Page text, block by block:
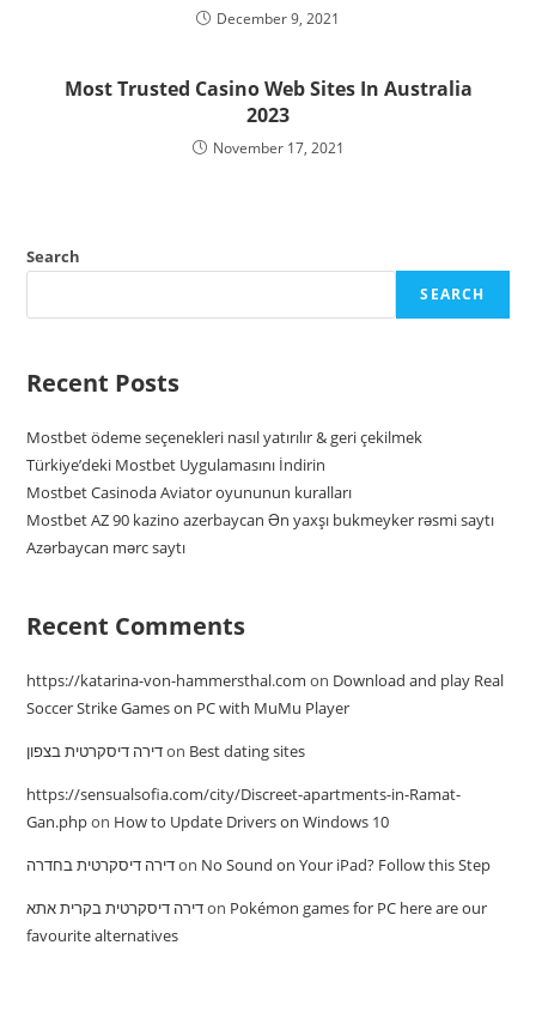
December 9, 2021
Most Trusted Casino Web Sites In Australia
2023
November 17, 2021
Search
SEARCH
Recent Posts
Mostbet ödeme seçenekleri nasıl yatırılır & geri çekilmek
Türkiye’deki Mostbet Uygulamasını İndirin
Mostbet Casinoda Aviator oyununun kuralları
Mostbet AZ 90 kazino azerbaycan Ən yaxşı bukmeyker rəsmi saytı
Azərbaycan mərc saytı
Recent Comments
https://katarina-von-hammersthal.com on Download and play Real
Soccer Strike Games on PC with MuMu Player
דירה דיסקרטית בצפוןon Best dating sites
https://sensualsofia.com/city/Discreet-apartments-in-Ramat-
Gan.phpon How to Update Drivers on Windows 10
דירה דיסקרטית בחדרהon No Sound on Your iPad? Follow this Step
דירה דיסקרטית בקרית אתאon Pokémon games for PC here are our
favourite alternatives